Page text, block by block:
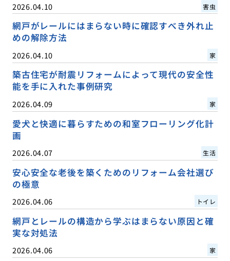
2026.04.10 害虫
網戸がレールにはまらない時に確認すべき外れ止
めの解除方法
2026.04.10 家
築古住宅が耐震リフォームによって現代の安全性
能を手に入れた事例研究
2026.04.09 家
愛犬と快適に暮らすための和室フローリング化計
画
2026.04.07 生活
安心安全な老後を築くためのリフォーム会社選び
の極意
2026.04.06 トイレ
網戸とレールの構造から学ぶはまらない原因と確
実な対処法
2026.04.06 家